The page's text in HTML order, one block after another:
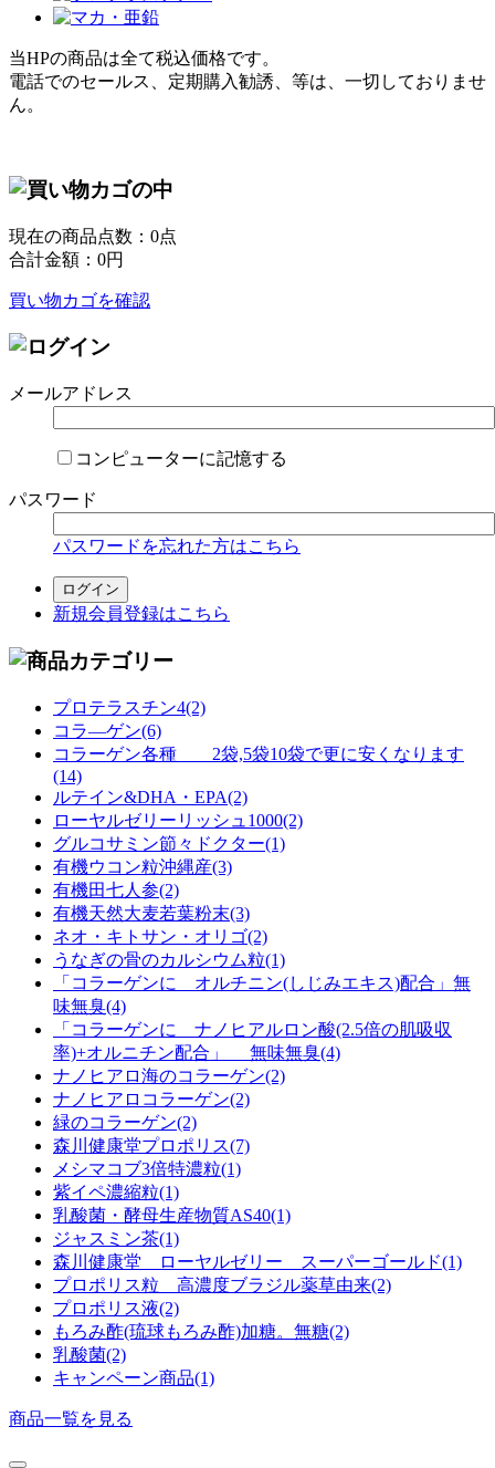
当HPの商品は全て税込価格です。
電話でのセールス、定期購入勧誘、等は、一切しておりませ
ん。
現在の商品点数： 0点
合計金額： 0円
買い物カゴを確認
メールアドレス
コンピューターに記憶する
パスワード
パスワードを忘れた方はこちら
新規会員登録はこちら
プロテラスチン4(2)
コラ―ゲン(6)
コラーゲン各種 2袋,5袋10袋で更に安くなります
(14)
ルテイン&DHA・EPA(2)
ローヤルゼリーリッシュ1000(2)
グルコサミン節々ドクター(1)
有機ウコン粒沖縄産(3)
有機田七人参(2)
有機天然大麦若葉粉末(3)
ネオ・キトサン・オリゴ(2)
うなぎの骨のカルシウム粒(1)
「コラーゲンに オルチニン(しじみエキス)配合」無
味無臭(4)
「コラーゲンに ナノヒアルロン酸(2.5倍の肌吸収
率)+オルニチン配合」 無味無臭(4)
ナノヒアロ海のコラーゲン(2)
ナノヒアロコラーゲン(2)
緑のコラーゲン(2)
森川健康堂プロポリス(7)
メシマコブ3倍特濃粒(1)
紫イペ濃縮粒(1)
乳酸菌・酵母生産物質AS40(1)
ジャスミン茶(1)
森川健康堂 ローヤルゼリー スーパーゴールド(1)
プロポリス粒 高濃度ブラジル薬草由来(2)
プロポリス液(2)
もろみ酢(琉球もろみ酢)加糖。無糖(2)
乳酸菌(2)
キャンペーン商品(1)
商品一覧を見る